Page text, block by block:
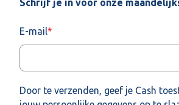
Schrijf je in voor onze
E-mail*
Door te verzenden, geef je Cash